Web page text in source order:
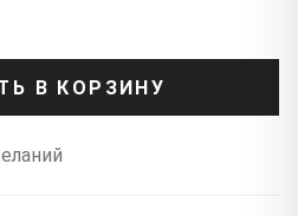
В КОРЗИНУ